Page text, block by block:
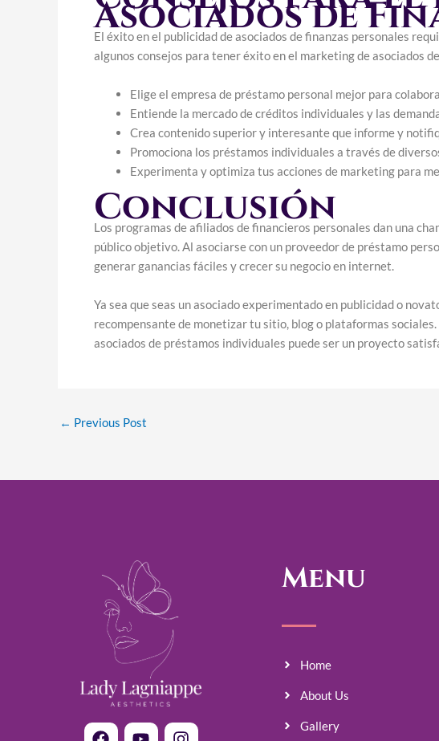
Asociados de
El éxito en el publicidad de asociados de finanzas personales
algunos consejos para tener éxito en el marketing de asociados
Elige el empresa de préstamo personal mejor para
Entiende la mercado de créditos individuales y las
Crea contenido superior y interesante que informe y
Promociona los préstamos individuales a través de
Experimenta y optimiza tus acciones de marketing para
Conclusión
Los programas de afiliados de financieros personales dan una
público objetivo. Al asociarse con un proveedor de préstamo
generar ganancias fáciles y crecer su negocio en internet.
Ya sea que seas un asociado experimentado en publicidad o
recompensante de monetizar tu sitio, blog o plataformas
asociados de préstamos individuales puede ser un proyecto
← Previous Post
F
Y
I
Menu
Home
About Us
Gallery